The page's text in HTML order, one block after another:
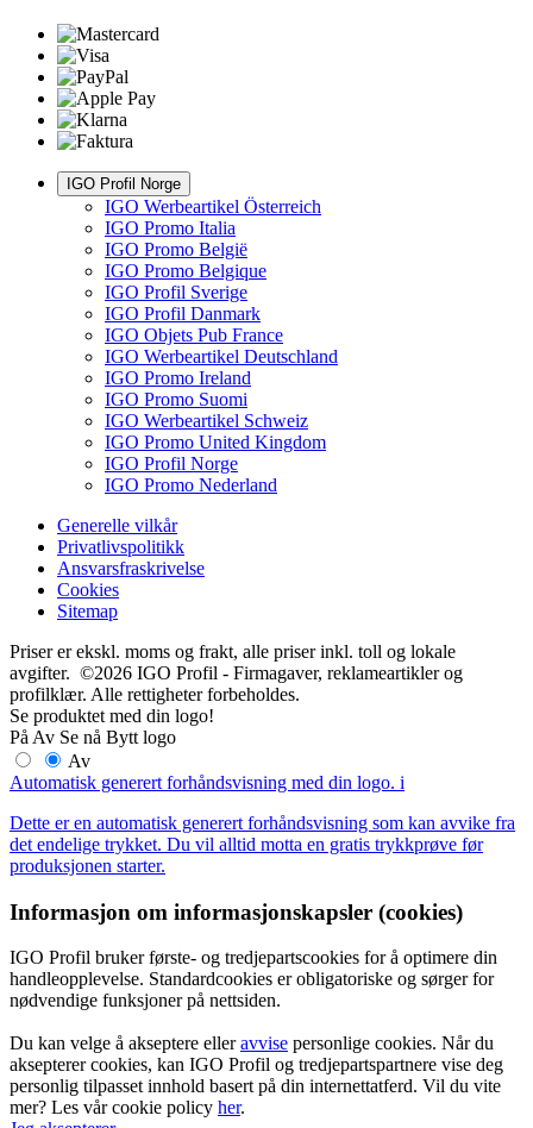
IGO Profil Norge
IGO Werbeartikel Österreich
IGO Promo Italia
IGO Promo België
IGO Promo Belgique
IGO Profil Sverige
IGO Profil Danmark
IGO Objets Pub France
IGO Werbeartikel Deutschland
IGO Promo Ireland
IGO Promo Suomi
IGO Werbeartikel Schweiz
IGO Promo United Kingdom
IGO Profil Norge
IGO Promo Nederland
Generelle vilkår
Privatlivspolitikk
Ansvarsfraskrivelse
Cookies
Sitemap
Priser er ekskl. moms og frakt, alle priser inkl. toll og lokale
avgifter. ©2026 IGO Profil - Firmagaver, reklameartikler og
profilklær. Alle rettigheter forbeholdes.
Se produktet med din logo!
På Av Se nå Bytt logo
Av
Automatisk generert forhåndsvisning med din logo. i
Dette er en automatisk generert forhåndsvisning som kan avvike fra
det endelige trykket. Du vil alltid motta en gratis trykkprøve før
produksjonen starter.
Informasjon om informasjonskapsler (cookies)
IGO Profil bruker første- og tredjepartscookies for å optimere din
handleopplevelse. Standardcookies er obligatoriske og sørger for
nødvendige funksjoner på nettsiden.
Du kan velge å akseptere elleravvise personlige cookies. Når du
aksepterer cookies, kan IGO Profil og tredjepartspartnere vise deg
personlig tilpasset innhold basert på din internettatferd. Vil du vite
mer? Les vår cookie policy her.